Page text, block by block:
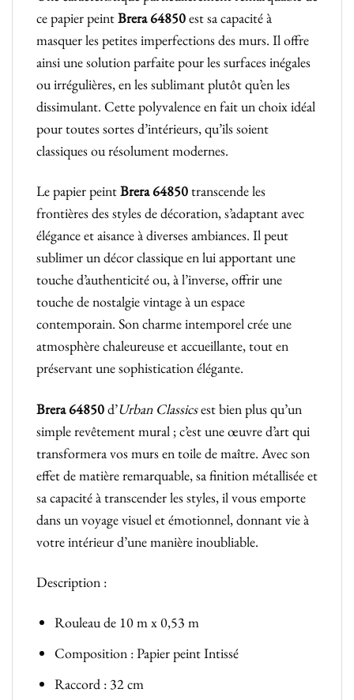
ce papier peintBrera64850est sa capacité à
masquer les petites imperfections des murs. Il offre
ainsi une solution parfaite pour les surfaces inégales
ou irrégulières, en les sublimant plutôt qu’en les
dissimulant. Cette polyvalence en fait un choix idéal
pour toutes sortes d’intérieurs, qu’ils soient
classiques ou résolument modernes.
Le papier peintBrera64850transcende les
frontières des styles de décoration, s’adaptant avec
élégance et aisance à diverses ambiances. Il peut
sublimer un décor classique en lui apportant une
touche d’authenticité ou, à l’inverse, offrir une
touche de nostalgie vintage à un espace
contemporain. Son charme intemporel crée une
atmosphère chaleureuse et accueillante, tout en
préservant une sophistication élégante.
Brera64850d’Urban Classicsest bien plus qu’un
simple revêtement mural ; c’est une œuvre d’art qui
transformera vos murs en toile de maître. Avec son
effet de matière remarquable, sa finition métallisée et
sa capacité à transcender les styles, il vous emporte
dans un voyage visuel et émotionnel, donnant vie à
votre intérieur d’une manière inoubliable.
Description :
Rouleau de 10 m x 0,53 m
Composition : Papier peint Intissé
Raccord : 32 cm